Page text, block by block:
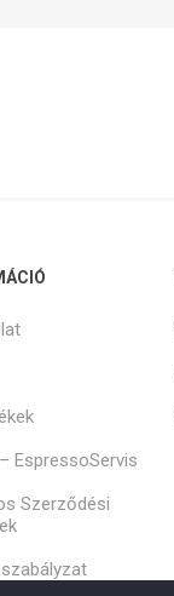
EspressoServis
Szerződési